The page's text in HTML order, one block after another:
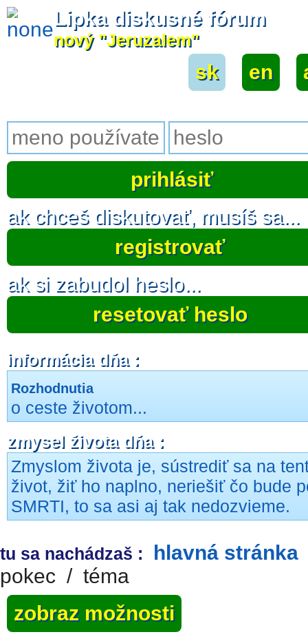
Lipka diskusné fórum
nový "Jeruzalem"
sk en
ak chceš diskutovať, musíš sa...
registrovať
ak si zabudol heslo...
resetovať heslo
informácia dňa :
Rozhodnutia
o ceste životom...
zmysel života dňa :
Zmyslom života je, sústrediť sa na
život, žiť ho naplno, neriešiť čo bude
SMRTI, to sa asi aj tak nedozvieme.
tu sa nachádzaš : hlavná stránka
pokec / téma
zobraz možnosti